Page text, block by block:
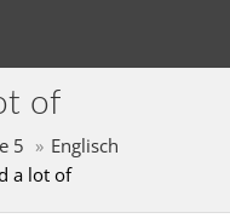
of
5
Englisch
a lot of